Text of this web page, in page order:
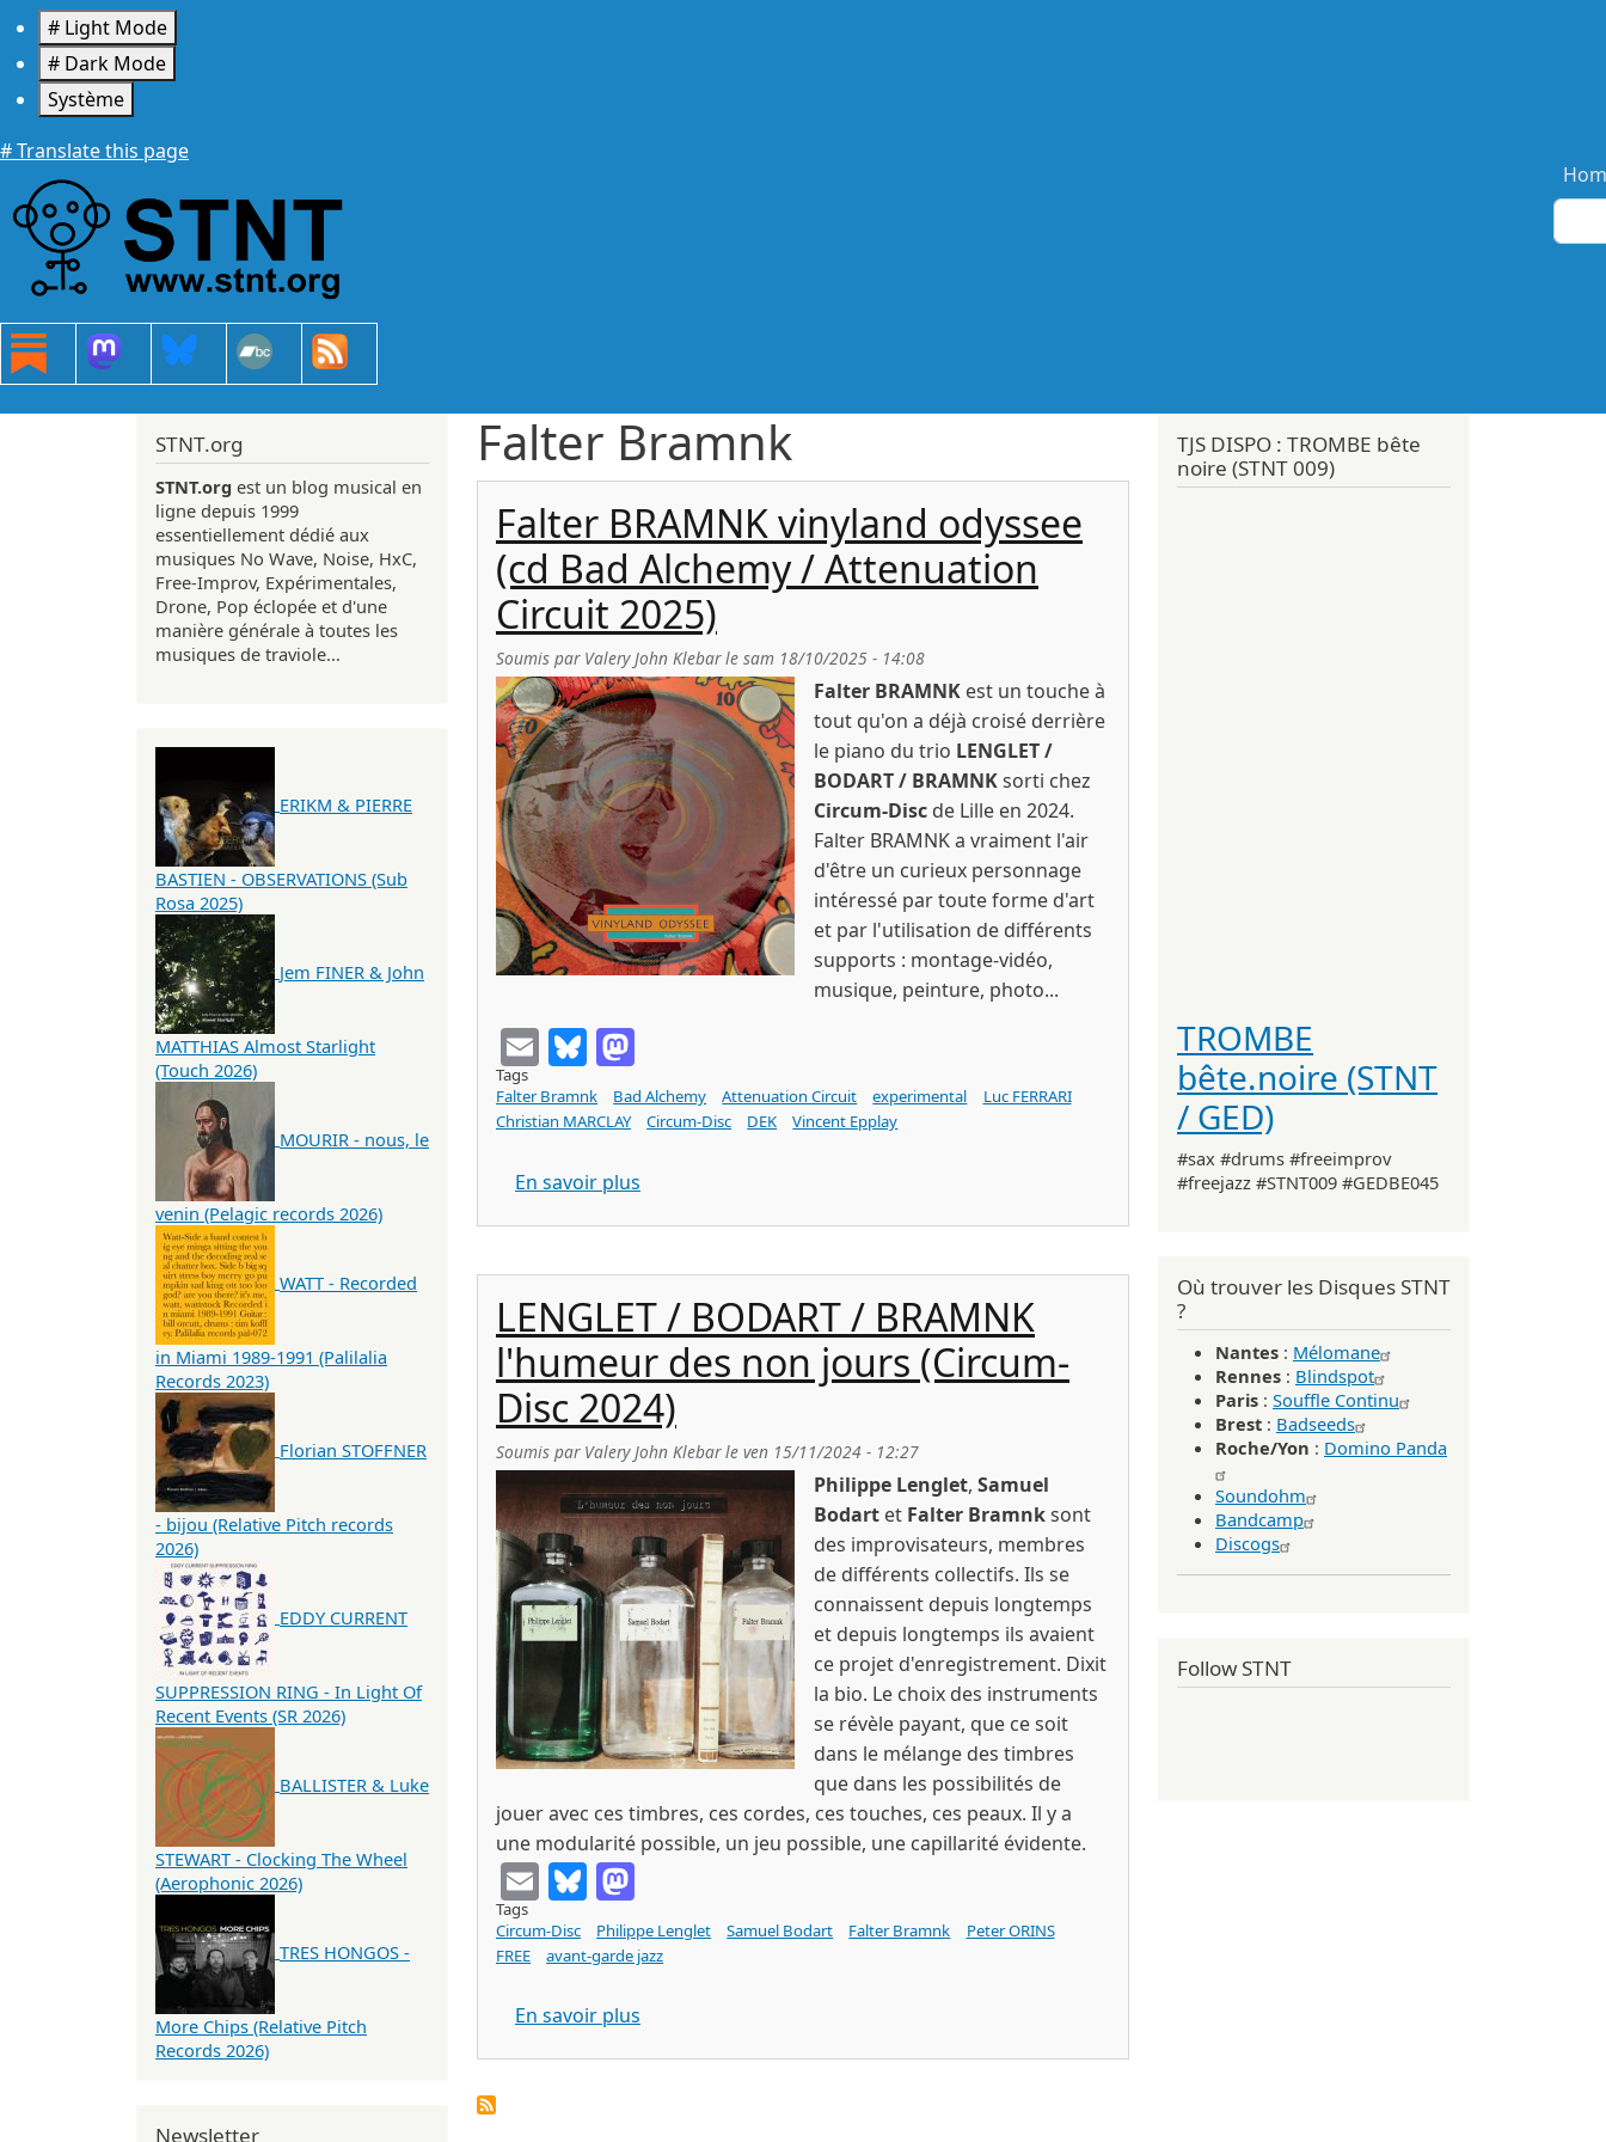
Aller au contenu principal
# Light Mode
# Dark Mode
Système
# Translate this page
Falter Bramnk
Falter BRAMNK vinyland odyssee
(cd Bad Alchemy / Attenuation
Circuit 2025)
Soumis par Valery John Klebarle sam 18/10/2025 - 14:08
Falter BRAMNK est un touche à
tout qu'on a déjà croisé derrière
le piano du trio LENGLET /
BODART / BRAMNKsorti chez
Circum-Disc de Lille en 2024.
Falter BRAMNK a vraiment l'air
d'être un curieux personnage
intéressé par toute forme d'art
et par l'utilisation de différents
supports : montage-vidéo,
musique, peinture, photo...
EmailBluesky
Tags
Falter Bramnk
Bad Alchemy Attenuation Circuit experimental
Luc FERRARI
Christian MARCLAY
Circum-Disc DEK Vincent Epplay
En savoir plus sur Falter BRAMNK vinyland odyssee (cd Bad Alchemy / Attenuation Circuit 2025)
LENGLET / BODART / BRAMNK
l'humeur des non jours (Circum-
Disc 2024)
Soumis par Valery John Klebarle ven 15/11/2024 - 12:27
Philippe Lenglet, Samuel
Bodart et Falter Bramnksont
des improvisateurs, membres
de différents collectifs. Ils se
connaissent depuis longtemps
et depuis longtemps ils avaient
ce projet d'enregistrement. Dixit
la bio. Le choix des instruments
se révèle payant, que ce soit
dans le mélange des timbres
que dans les possibilités de
jouer avec ces timbres, ces cordes, ces touches, ces peaux. Il y a
une modularité possible, un jeu possible, une capillarité évidente.
EmailBluesky
Tags
Circum-Disc
Philippe Lenglet Samuel Bodart Falter Bramnk
Peter ORINS
FREE
avant-garde jazz
En savoir plus
STNT.org
STNT.org est un blog musical en
ligne depuis 1999
essentiellement dédié aux
musiques No Wave, Noise, HxC,
Free-Improv, Expérimentales,
Drone, Pop éclopée et d'une
manière générale à toutes les
musiques de traviole...
ERIKM & PIERRE
BASTIEN - OBSERVATIONS (Sub
Rosa 2025)
Jem FINER & John
MATTHIAS Almost Starlight
(Touch 2026)
MOURIR - nous, le
venin (Pelagic records 2026)
WATT - Recorded
in Miami 1989-1991 (Palilalia
Records 2023)
Florian STOFFNER
- bijou (Relative Pitch records
2026)
EDDY CURRENT
SUPPRESSION RING - In Light Of
Recent Events (SR 2026)
BALLISTER & Luke
STEWART - Clocking The Wheel
(Aerophonic 2026)
TRES HONGOS -
More Chips (Relative Pitch
Records 2026)
Newsletter
TJS DISPO : TROMBE bête
noire (STNT 009)
TROMBE
bête.noire (STNT
/ GED)
#sax #drums #freeimprov
#freejazz #STNT009 #GEDBE045
Où trouver les Disques STNT
?
Nantes : Mélomane
Rennes : Blindspot
Paris : Souffle Continu
Brest : Badseeds
Roche/Yon : Domino Panda
Soundohm
Bandcamp
Discogs
Follow STNT